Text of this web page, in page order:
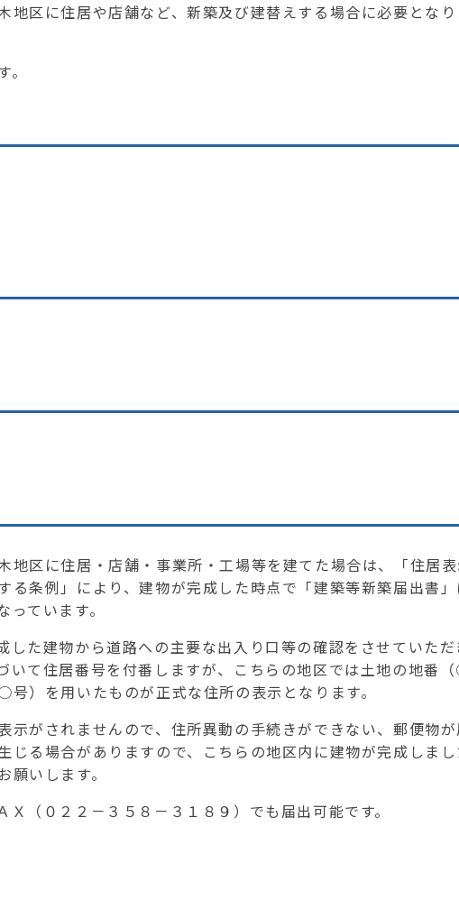
地区に住居や店舗など、新築及び建替えする場合に必要となり
地区に住居・店舗・事業所・工場等を建てた場合は、「住居表
る条例」により、建物が完成した時点で「建築等新築届出書」
ています。
た建物から道路への主要な出入り口等の確認をさせていただ
いて住居番号を付番しますが、こちらの地区では土地の地番
）を用いたものが正式な住所の表示となります。
示がされませんので、住所異動の手続きができない、郵便物が
じる場合がありますので、こちらの地区内に建物が完成しまし
いします。
（０２２－３５８－３１８９）でも届出可能です。